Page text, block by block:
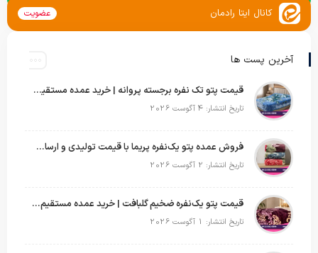
کانال ایتا رادمان عضویت
آخرین پست ها
قیمت پتو تک نفره برجسته پروانه | خرید عمده مستقیم با بهترین قیمت بازار
تاریخ انتشار: 4 آگوست 2026
فروش عمده پتو یک‌نفره پریما با قیمت تولیدی و ارسال به سراسر کشور
تاریخ انتشار: 2 آگوست 2026
قیمت پتو یک‌نفره ضخیم گلبافت | خرید عمده مستقیم با بهترین قیمت
تاریخ انتشار: 1 آگوست 2026